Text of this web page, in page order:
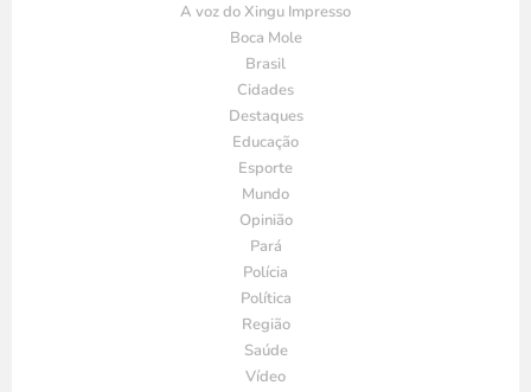
A voz do Xingu Impresso
Boca Mole
Brasil
Cidades
Destaques
Educação
Esporte
Mundo
Opinião
Pará
Polícia
Política
Região
Saúde
Vídeo